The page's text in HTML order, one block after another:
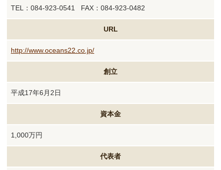
TEL：084-923-0541 FAX：084-923-0482
URL
http://www.oceans22.co.jp/
創立
平成17年6月2日
資本金
1,000万円
代表者